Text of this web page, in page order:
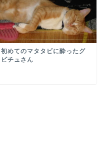
初めてのマタタビに酔ったグ
ビチュさん